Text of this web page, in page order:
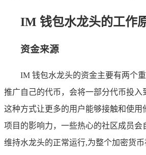
IM 钱包水龙头的工作
资金来源
IM 钱包水龙头的资金主要有两个
推广自己的代币，会将一部分代币投入
这种方式让更多的用户能够接触和使用
项目的影响力，一些热心的社区成员会
维持水龙头的正常运行,为整个加密货